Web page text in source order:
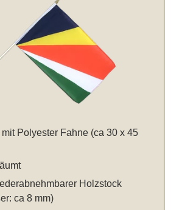
Polyester Fahne (ca 30 x 45
Holzstock
ca 8 mm)